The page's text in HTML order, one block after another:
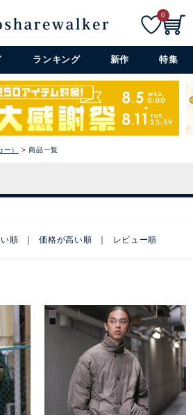
詳細検索+
0
ランキング 新作 特集
） 商品一覧
順 価格が高い順 レビュー順